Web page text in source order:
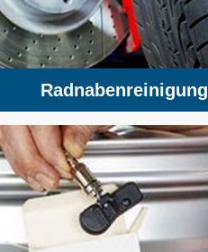
Radnabenreinigung